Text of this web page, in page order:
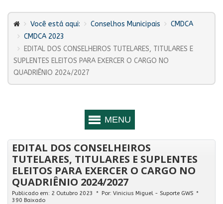
Você está aqui: Conselhos Municipais
CMDCA
CMDCA 2023
EDITAL DOS CONSELHEIROS TUTELARES, TITULARES E
SUPLENTES ELEITOS PARA EXERCER O CARGO NO
QUADRIÊNIO 2024/2027
EDITAL DOS CONSELHEIROS
TUTELARES, TITULARES E SUPLENTES
ELEITOS PARA EXERCER O CARGO NO
QUADRIÊNIO 2024/2027
Publicado em: 2 Outubro 2023 Por: Vinicius Miguel - Suporte GWS
390 Baixado